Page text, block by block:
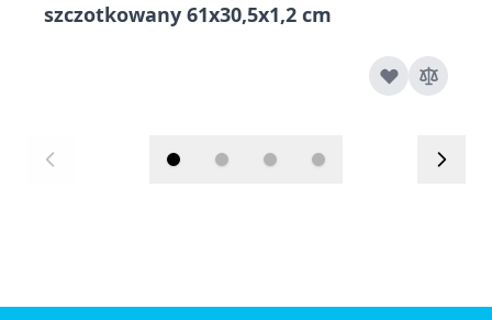
szczotkowany 61x30,5x1,2 cm